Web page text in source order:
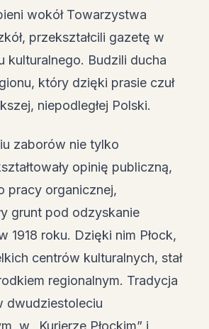
wokół Towarzystwa
przekształcili gazetę w
kulturalnego. Budzili ducha
który dzięki prasie czuł
niepodległej Polski.
zaborów nie tylko
opinię publiczną,
pracy organicznej,
grunt pod odzyskanie
1918 roku. Dzięki nim Płock,
centrów kulturalnych, stał
regionalnym. Tradycja
dwudziestoleciu
w „Kurierze Płockim” i